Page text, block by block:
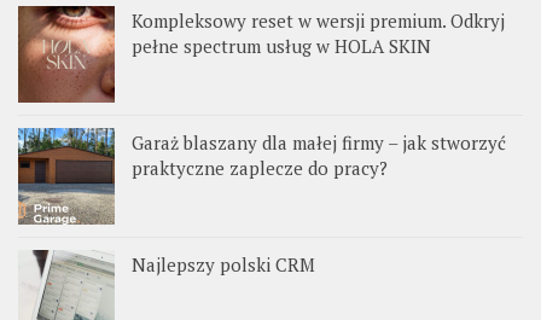
Kompleksowy reset w wersji premium. Odkryj
pełne spectrum usług w HOLA SKIN
Garaż blaszany dla małej firmy – jak stworzyć
praktyczne zaplecze do pracy?
Najlepszy polski CRM